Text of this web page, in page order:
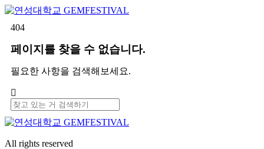
404
페이지를 찾을 수 없습니다.
필요한 사항을 검색해보세요.
All rights reserved